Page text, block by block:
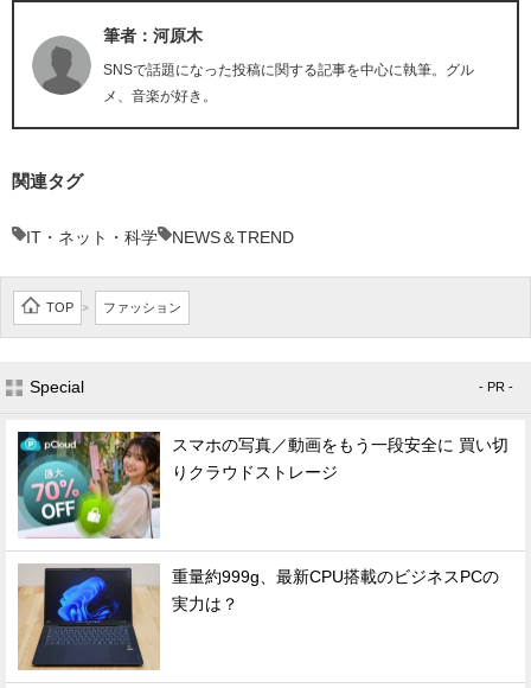
筆者：河原木
SNSで話題になった投稿に関する記事を中心に執筆。グル
メ、音楽が好き。
関連タグ
IT・ネット・科学 NEWS＆TREND
TOP > ファッション
Special - PR -
スマホの写真／動画をもう一段安全に 買い切
りクラウドストレージ
重量約999g、最新CPU搭載のビジネスPCの
実力は？